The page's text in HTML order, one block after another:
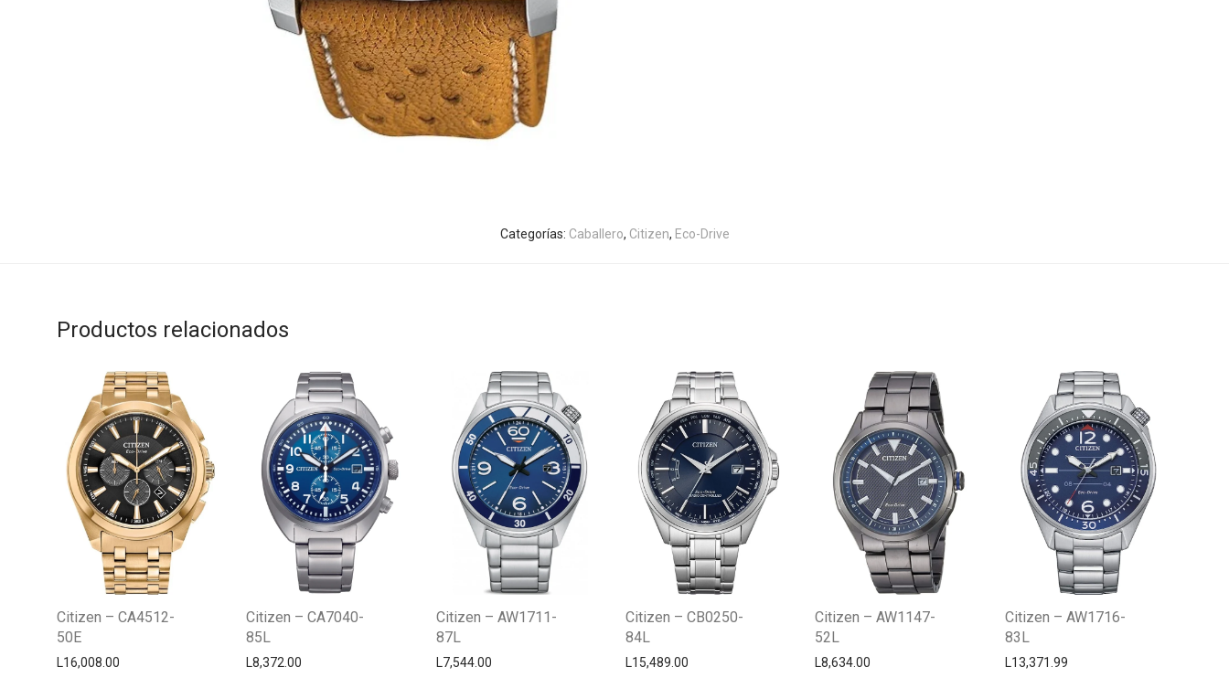
Categorías: Caballero, Citizen, Eco-Drive
Productos relacionados
Citizen – CA4512-
50E
L16,008.00
Citizen – CA7040-
85L
L8,372.00
Citizen – AW1711-
87L
L7,544.00
Citizen – CB0250-
84L
L15,489.00
Citizen – AW1147-
52L
L8,634.00
Citizen – AW1716-
83L
L13,371.99
Centro Citizen
Typically replies within a day